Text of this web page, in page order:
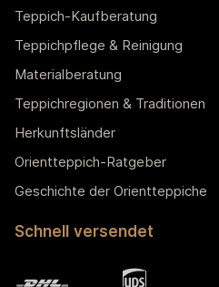
Teppich-Kaufberatung
Teppichpflege & Reinigung
Materialberatung
Teppichregionen & Traditionen
Herkunftsländer
Orientteppich-Ratgeber
Geschichte der Orientteppiche
Schnell versendet